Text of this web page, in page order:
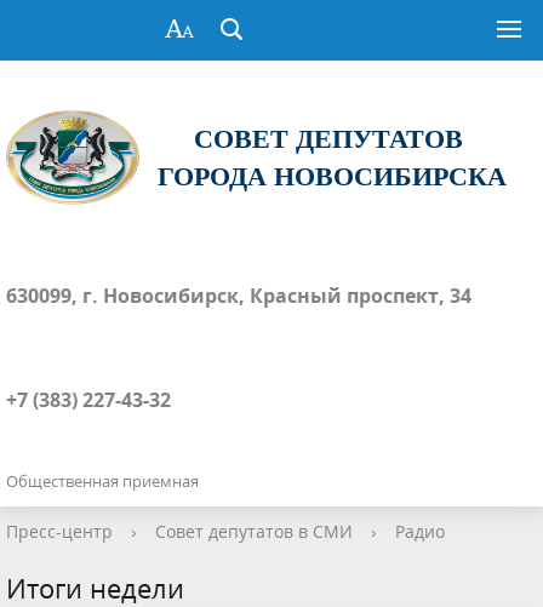
СОВЕТ ДЕПУТАТОВ
ГОРОДА НОВОСИБИРСКА
630099, г. Новосибирск, Красный проспект, 34
+7 (383) 227-43-32
Общественная приемная
Пресс-центр › Совет депутатов в СМИ › Радио
Итоги недели